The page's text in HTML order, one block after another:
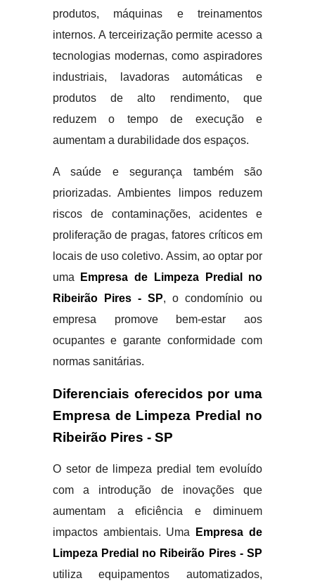
produtos, máquinas e treinamentos
internos. A terceirização permite acesso a
tecnologias modernas, como aspiradores
industriais, lavadoras automáticas e
produtos de alto rendimento, que
reduzem o tempo de execução e
aumentam a durabilidade dos espaços.
A saúde e segurança também são
priorizadas. Ambientes limpos reduzem
riscos de contaminações, acidentes e
proliferação de pragas, fatores críticos em
locais de uso coletivo. Assim, ao optar por
uma
Empresa de Limpeza Predial no
Ribeirão Pires - SP, o condomínio ou
empresa promove bem-estar aos
ocupantes e garante conformidade com
normas sanitárias.
Diferenciais oferecidos por uma
Empresa de Limpeza Predial no
Ribeirão Pires - SP
O setor de limpeza predial tem evoluído
com a introdução de inovações que
aumentam a eficiência e diminuem
impactos ambientais. Uma
Empresa de
Limpeza Predial no Ribeirão Pires - SP
utiliza equipamentos automatizados,